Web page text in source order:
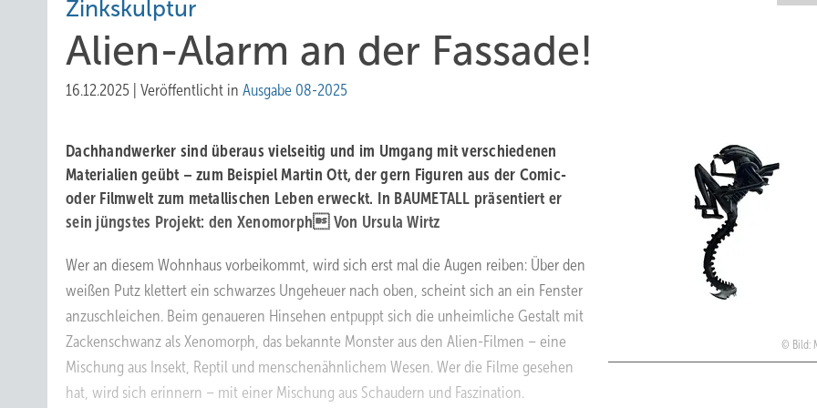
Zinkskulptur
Ali en-Alarm an der Fassade!
16.12.2025 Veröffentlicht in Ausgabe 08-2025
Bild:
Dachhandwerker sind überaus vielseitig und im Umgang mit verschiedenen
Materialien geübt – zum Beispiel Martin Ott, der gern Figuren aus der Comic-
oder Filmwelt zum metallischen Leben erweckt. In BAUMETALL präsentiert er
sein jüngstes Projekt: den Xenomorph Von Ursula Wirtz
Wer an diesem Wohnhaus vorbeikommt, wird sich erst mal die Augen reiben: Über den
weißen Putz klettert ein schwarzes Ungeheuer nach oben, scheint sich an ein Fenster
anzuschleichen. Beim genaueren Hinsehen entpuppt sich die unheimliche Gestalt mit
Zackenschwanz als Xenomorph, das bekannte Monster aus den Alien-Filmen – eine
Mischung aus Insekt, Reptil und menschenähnlichem Wesen. Wer die Filme gesehen
hat, wird sich erinnern – mit einer Mischung aus Schaudern und Faszination.